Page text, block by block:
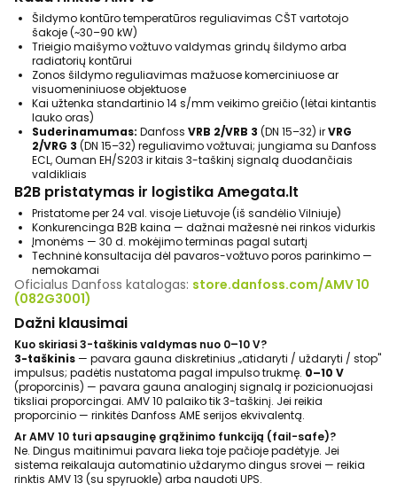
Šildymo kontūro temperatūros reguliavimas CŠT vartotojo
šakoje (~30–90 kW)
Trieigio maišymo vožtuvo valdymas grindų šildymo arba
radiatorių kontūrui
Zonos šildymo reguliavimas mažuose komerciniuose ar
visuomeniniuose objektuose
Kai užtenka standartinio 14 s/mm veikimo greičio (lėtai kintantis
lauko oras)
Suderinamumas: Danfoss VRB 2/VRB 3 (DN 15–32) irVRG
2/VRG 3 (DN 15–32) reguliavimo vožtuvai; jungiama su Danfoss
ECL, Ouman EH/S203 ir kitais 3-taškinį signalą duodančiais
valdikliais
B2B pristatymas ir logistika Amegata.lt
Pristatome per 24 val. visoje Lietuvoje (iš sandėlio Vilniuje)
Konkurencinga B2B kaina — dažnai mažesnė nei rinkos vidurkis
Įmonėms — 30 d. mokėjimo terminas pagal sutartį
Techninė konsultacija dėl pavaros-vožtuvo poros parinkimo —
nemokamai
Oficialus Danfoss katalogas: store.danfoss.com/AMV 10
(082G3001)
Dažni klausimai
Kuo skiriasi 3-taškinis valdymas nuo 0–10 V?
3-taškinis — pavara gauna diskretinius „atidaryti / uždaryti / stop"
impulsus; padėtis nustatoma pagal impulso trukmę. 0–10 V
(proporcinis) — pavara gauna analoginį signalą ir pozicionuojasi
tiksliai proporcingai. AMV 10 palaiko tik 3-taškinį. Jei reikia
proporcinio — rinkitės Danfoss AME serijos ekvivalentą.
Ar AMV 10 turi apsauginę grąžinimo funkciją (fail-safe)?
Ne. Dingus maitinimui pavara lieka toje pačioje padėtyje. Jei
sistema reikalauja automatinio uždarymo dingus srovei — reikia
rinktis AMV 13 (su spyruokle) arba naudoti UPS.